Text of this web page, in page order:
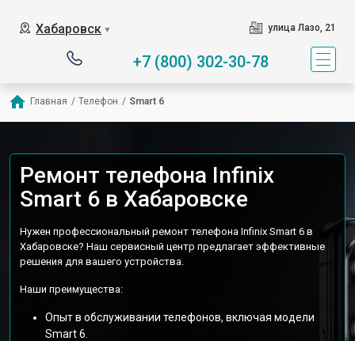
Хабаровск ▼ улица Лазо, 21
+7 (800) 302-30-78
Главная / Телефон / Smart 6
Ремонт телефона Infinix
Smart 6 в Хабаровске
Нужен профессиональный ремонт телефона Infinix Smart 6 в
Хабаровске? Наш сервисный центр предлагает эффективные
решения для вашего устройства.
Наши преимущества:
Опыт в обслуживании телефонов, включая модели
Smart 6.